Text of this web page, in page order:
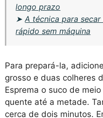
longo prazo
➤A técnica para
rápido sem máquina
Para prepará-la,
grosso e duas colheres
Esprema o suco de
quente até a metade.
cerca de dois minutos.